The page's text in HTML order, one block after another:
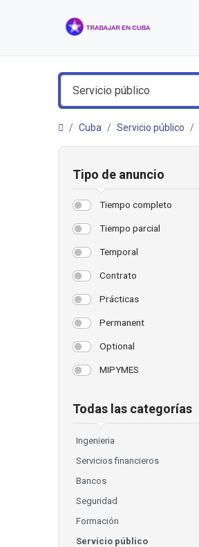
Servicio público
Cuba Servicio público
Tipo de anuncio
Tiempo completo
Tiempo parcial
Temporal
Contrato
Prácticas
Permanent
Optional
MIPYMES
Todas las categorías
Ingenieria
Servicios financieros
Bancos
Seguridad
Formación
Servicio público